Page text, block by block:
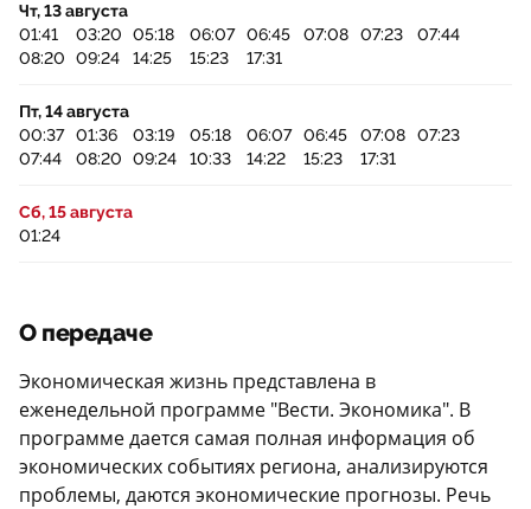
Чт, 13 августа
01:41
03:20 05:18 06:07 06:45 07:08 07:23
07:44
08:20
09:24 14:25 15:23 17:31
Пт, 14 августа
00:37
01:36 03:19 05:18 06:07 06:45 07:08
07:23
07:44
08:20 09:24 10:33 14:22 15:23 17:31
Сб, 15 августа
01:24
О передаче
Экономическая жизнь представлена в
еженедельной программе "Вести. Экономика". В
программе дается самая полная информация об
экономических событиях региона, анализируются
проблемы, даются экономические прогнозы. Речь